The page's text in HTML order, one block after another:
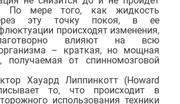
По мере того, как жидкость
эту точку покоя, в ее
происходят изменения,
влияют на всю
– краткая, но мощная
получаемая от спинномозговой
Хауард Липпинкотт (Howard
то, что происходит в
использования техники